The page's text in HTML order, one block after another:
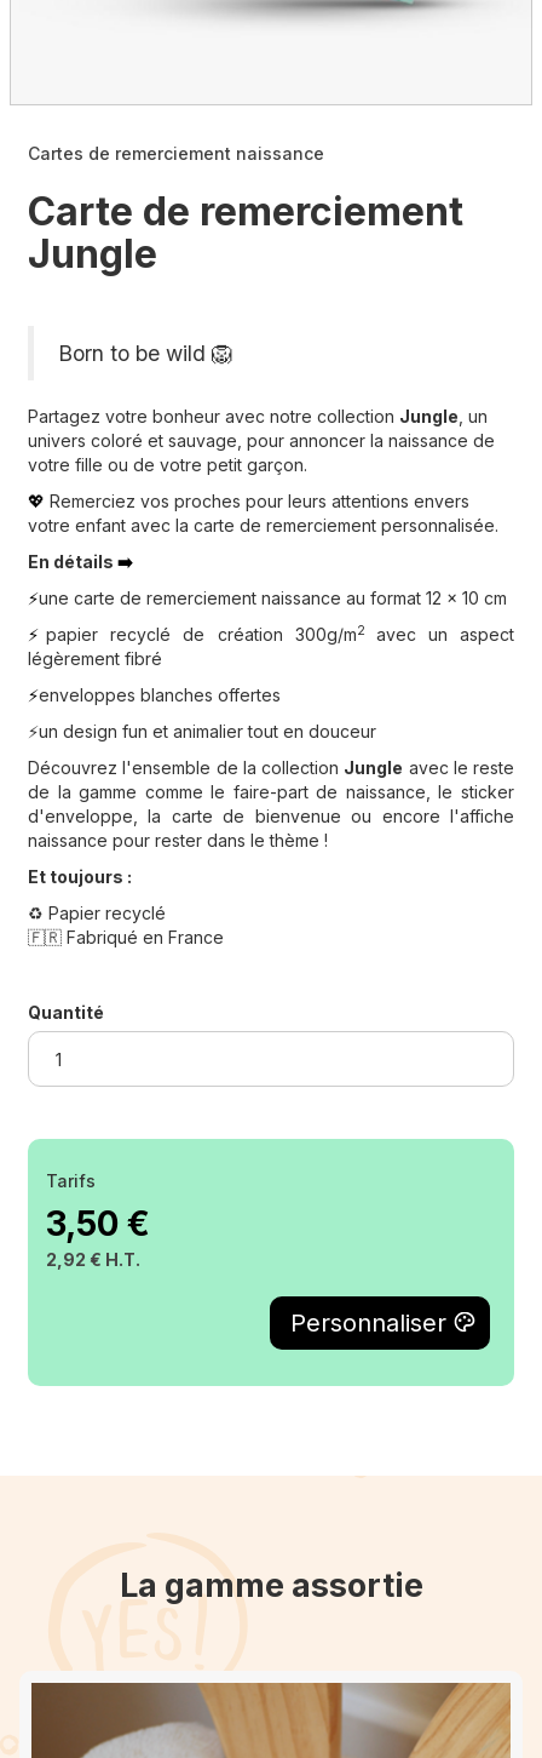
Cartes de remerciement naissance
Carte de remerciement
Jungle
Born to be wild 🦁
Partagez votre bonheur avec notre collection Jungle , un
univers coloré et sauvage, pour annoncer la naissance de
votre fille ou de votre petit garçon.
💖 Remerciez vos proches pour leurs attentions envers
votre enfant avec la carte de remerciement personnalisée.
En détails ➡️
⚡️une carte de remerciement naissance au format 12 x 10 cm
⚡️papier recyclé de création 300g/m2 avec un aspect
légèrement fibré
⚡️enveloppes blanches offertes
⚡️un design fun et animalier tout en douceur
Découvrez l'ensemble de la collection Jungle avec le reste
de la gamme comme le faire-part de naissance, le sticker
d'enveloppe, la carte de bienvenue ou encore l'affiche
naissance pour rester dans le thème !
Et toujours :
♻️ Papier recyclé
🇫🇷 Fabriqué en France
Quantité
Tarifs
3,50 €
2,92 € H.T.
La gamme assortie